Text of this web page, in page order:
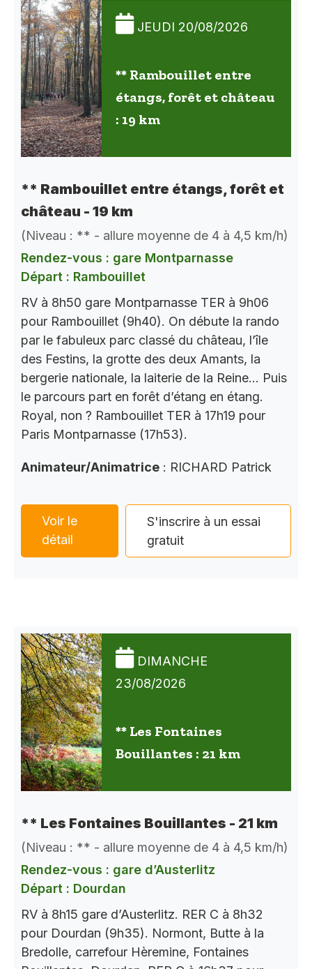
JEUDI 20/08/2026
** Rambouillet entre
étangs, forêt et château
: 19 km
** Rambouillet entre étangs, forêt et
château - 19 km
(Niveau : ** - allure moyenne de 4 à 4,5 km/h)
Rendez-vous : gare Montparnasse
Départ : Rambouillet
RV à 8h50 gare Montparnasse TER à 9h06
pour Rambouillet (9h40). On débute la rando
par le fabuleux parc classé du château, l’île
des Festins, la grotte des deux Amants, la
bergerie nationale, la laiterie de la Reine… Puis
le parcours part en forêt d’étang en étang.
Royal, non ? Rambouillet TER à 17h19 pour
Paris Montparnasse (17h53).
Animateur/Animatrice : RICHARD Patrick
Voir le
détail
S'inscrire à un essai
gratuit
DIMANCHE
23/08/2026
** Les Fontaines
Bouillantes : 21 km
** Les Fontaines Bouillantes - 21 km
(Niveau : ** - allure moyenne de 4 à 4,5 km/h)
Rendez-vous : gare d’Austerlitz
Départ : Dourdan
RV à 8h15 gare d’Austerlitz. RER C à 8h32
pour Dourdan (9h35). Normont, Butte à la
Bredolle, carrefour Hèremine, Fontaines